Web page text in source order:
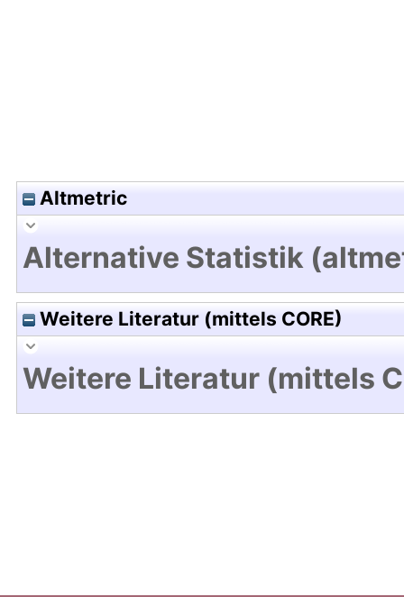
Altmetric
Alternative Statistik
Weitere Literatur (mittels CORE)
Weitere Literatur (mittels